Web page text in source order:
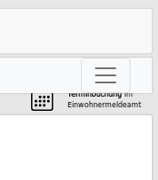
Terminbuchungim
Einwohnermeldeamt